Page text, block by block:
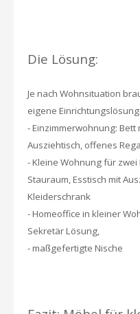
Die Lösung:
Je nach Wohnsituation
eigene
- Einzimmerwohnung:
Ausziehtisch, offenes
- Kleine Wohnung für
Stauraum, Esstisch mit
Kleiderschrank
- Homeoffice in kleiner
Sekretär Lösung,
- maßgefertigte Nische